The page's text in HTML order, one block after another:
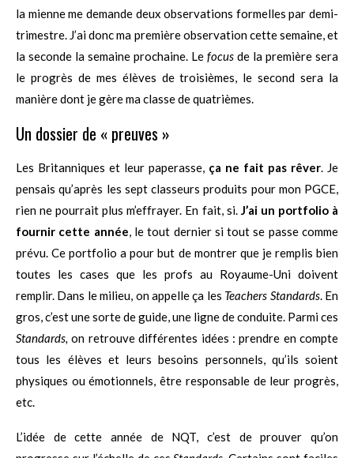
la mienne me demande deux observations formelles par demi-
trimestre. J’ai donc ma première observation cette semaine, et
la seconde la semaine prochaine. Le focus de la première sera
le progrès de mes élèves de troisièmes, le second sera la
manière dont je gère ma classe de quatrièmes.
Un dossier de « preuves »
Les Britanniques et leur paperasse, ça ne fait pas rêver. Je
pensais qu’après les sept classeurs produits pour mon PGCE,
rien ne pourrait plus m’effrayer. En fait, si. J’ai un portfolio à
fournir cette année, le tout dernier si tout se passe comme
prévu. Ce portfolio a pour but de montrer que je remplis bien
toutes les cases que les profs au Royaume-Uni doivent
remplir. Dans le milieu, on appelle ça les Teachers Standards. En
gros, c’est une sorte de guide, une ligne de conduite. Parmi ces
Standards, on retrouve différentes idées : prendre en compte
tous les élèves et leurs besoins personnels, qu’ils soient
physiques ou émotionnels, être responsable de leur progrès,
etc.
L’idée de cette année de NQT, c’est de prouver qu’on